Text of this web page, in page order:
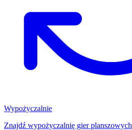
Wypożyczalnie
Znajdź wypożyczalnię gier planszowych